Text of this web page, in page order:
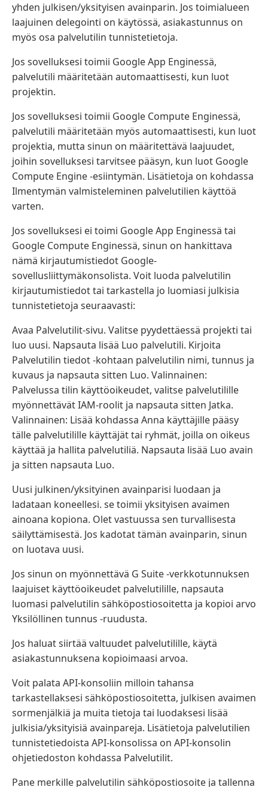
yhden julkisen/yksityisen avainparin. Jos toimialueen
laajuinen delegointi on käytössä, asiakastunnus on
myös osa palvelutilin tunnistetietoja.
Jos sovelluksesi toimii Google App Enginessä,
palvelutili määritetään automaattisesti, kun luot
projektin.
Jos sovelluksesi toimii Google Compute Enginessä,
palvelutili määritetään myös automaattisesti, kun luot
projektia, mutta sinun on määritettävä laajuudet,
joihin sovelluksesi tarvitsee pääsyn, kun luot Google
Compute Engine -esiintymän. Lisätietoja on kohdassa
Ilmentymän valmisteleminen palvelutilien käyttöä
varten.
Jos sovelluksesi ei toimi Google App Enginessä tai
Google Compute Enginessä, sinun on hankittava
nämä kirjautumistiedot Google-
sovellusliittymäkonsolista. Voit luoda palvelutilin
kirjautumistiedot tai tarkastella jo luomiasi julkisia
tunnistetietoja seuraavasti:
Avaa Palvelutilit-sivu. Valitse pyydettäessä projekti tai
luo uusi. Napsauta lisää Luo palvelutili. Kirjoita
Palvelutilin tiedot -kohtaan palvelutilin nimi, tunnus ja
kuvaus ja napsauta sitten Luo. Valinnainen:
Palvelussa tilin käyttöoikeudet, valitse palvelutilille
myönnettävät IAM-roolit ja napsauta sitten Jatka.
Valinnainen: Lisää kohdassa Anna käyttäjille pääsy
tälle palvelutilille käyttäjät tai ryhmät, joilla on oikeus
käyttää ja hallita palvelutiliä. Napsauta lisää Luo avain
ja sitten napsauta Luo.
Uusi julkinen/yksityinen avainparisi luodaan ja
ladataan koneellesi. se toimii yksityisen avaimen
ainoana kopiona. Olet vastuussa sen turvallisesta
säilyttämisestä. Jos kadotat tämän avainparin, sinun
on luotava uusi.
Jos sinun on myönnettävä G Suite ‑verkkotunnuksen
laajuiset käyttöoikeudet palvelutilille, napsauta
luomasi palvelutilin sähköpostiosoitetta ja kopioi arvo
Yksilöllinen tunnus -ruudusta.
Jos haluat siirtää valtuudet palvelutilille, käytä
asiakastunnuksena kopioimaasi arvoa.
Voit palata API-konsoliin milloin tahansa
tarkastellaksesi sähköpostiosoitetta, julkisen avaimen
sormenjälkiä ja muita tietoja tai luodaksesi lisää
julkisia/yksityisiä avainpareja. Lisätietoja palvelutilien
tunnistetiedoista API-konsolissa on API-konsolin
ohjetiedoston kohdassa Palvelutilit.
Pane merkille palvelutilin sähköpostiosoite ja tallenna